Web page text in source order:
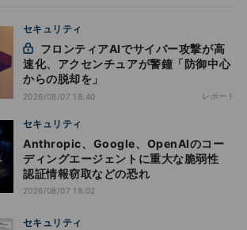
セキュリティ
速化、アクセンチュアが警鐘「防御中心
からの脱却を」
2026/08/07 18:40 レポート
セキュリティ
Anthropic、Google、OpenAIのコー
ディングエージェントに重大な脆弱性
認証情報窃取などの恐れ
2026/08/07 18:02
セキュリティ